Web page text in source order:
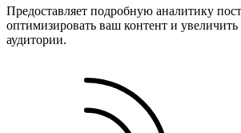
Предоставляет подробную аналитику
оптимизировать ваш контент и увеличить
аудитории.